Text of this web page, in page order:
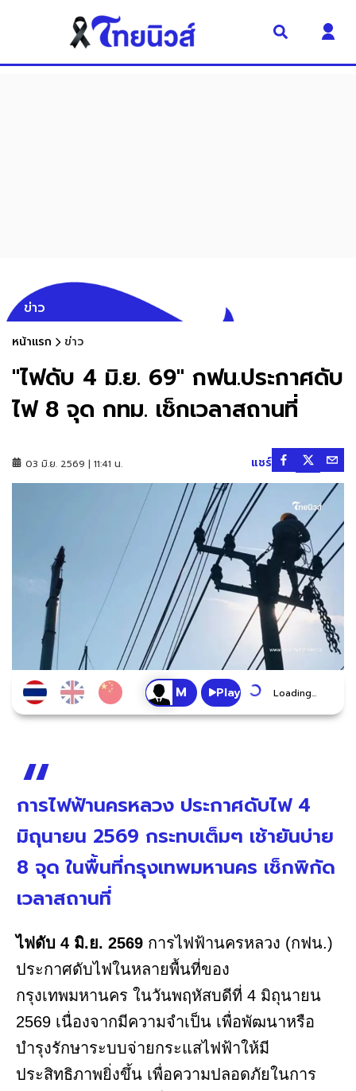
ข่าว
หน้าแรก ข่าว
"ไฟดับ 4 มิ.ย. 69" กฟน.ประกาศดับ
ไฟ 8 จุด กทม. เช็กเวลาสถานที่
03 มิ.ย. 2569 | 11:41 น. แชร์
Play Loading...
การไฟฟ้านครหลวง ประกาศดับไฟ 4
มิถุนายน 2569 กระทบเต็มๆ เช้ายันบ่าย
8 จุด ในพื้นที่กรุงเทพมหานคร เช็กพิกัด
เวลาสถานที่
ไฟดับ 4 มิ.ย. 2569 การไฟฟ้านครหลวง (กฟน.)
ประกาศดับไฟในหลายพื้นที่ของ
กรุงเทพมหานคร ในวันพฤหัสบดีที่ 4 มิถุนายน
2569 เนื่องจากมีความจำเป็น เพื่อพัฒนาหรือ
บำรุงรักษาระบบจ่ายกระแสไฟฟ้าให้มี
ประสิทธิภาพยิ่งขึ้น เพื่อความปลอดภัยในการ